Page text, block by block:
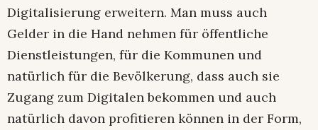
Digitalisierung erweitern. Man muss auch
Gelder in die Hand nehmen für öffentliche
Dienstleistungen, für die Kommunen und
natürlich für die Bevölkerung, dass auch sie
Zugang zum Digitalen bekommen und auch
natürlich davon profitieren können in der Form,